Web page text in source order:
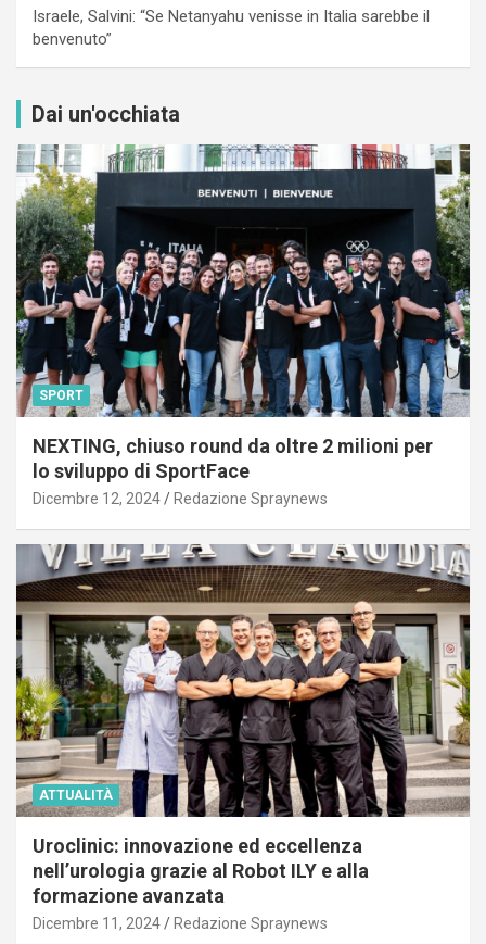
Israele, Salvini: “Se Netanyahu venisse in Italia sarebbe il
benvenuto”
Dai un'occhiata
SPORT
NEXTING, chiuso round da oltre 2 milioni per
lo sviluppo di SportFace
Dicembre 12, 2024 Redazione Spraynews
ATTUALITÀ
Uroclinic: innovazione ed eccellenza
nell’urologia grazie al Robot ILY e alla
formazione avanzata
Dicembre 11, 2024 Redazione Spraynews